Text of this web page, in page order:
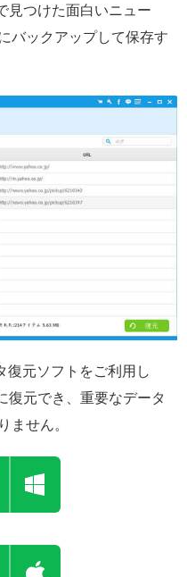
見つけた面白いニュー
バックアップして保存す
復元ソフトをご利用し
復元でき、重要なデータ
ません。